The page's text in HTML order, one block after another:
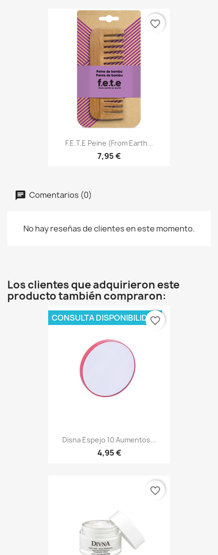
F.e.t.e Peine (from Earth...
7,95 €
favorite_border
Comentarios (0)
No hay reseñas de clientes en este momento.
Los clientes que adquirieron este
producto también compraron:
Disna Espejo 10 Aumentos...
4,95 €
CONSULTA DISPONIBILIDAD
favorite_border
favorite_border